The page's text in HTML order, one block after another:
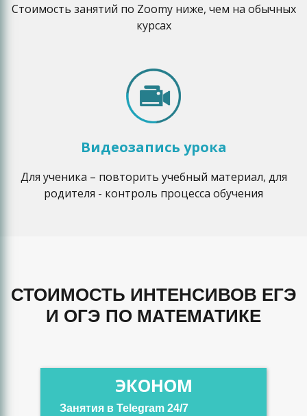
Стоимость занятий по Zoomу ниже, чем на обычных
курсах
Видеозапись урока
Для ученика – повторить учебный материал, для
родителя - контроль процесса обучения
СТОИМОСТЬ ИНТЕНСИВОВ ЕГЭ
И ОГЭ ПО МАТЕМАТИКЕ
ЭКОНОМ
Занятия в Telegram 24/7